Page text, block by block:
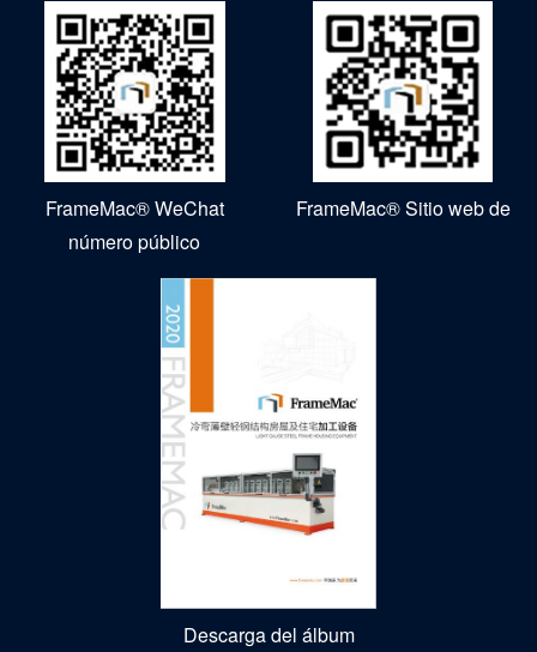
FrameMac® WeChat
número público
FrameMac® Sitio web de
Descarga del álbum